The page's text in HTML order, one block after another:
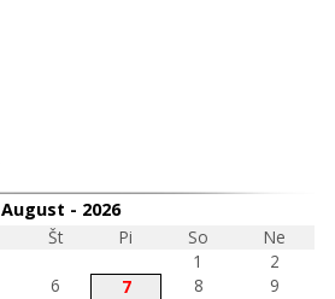
August - 2026
Št Pi So
Ne
1
2
6 7 8
9